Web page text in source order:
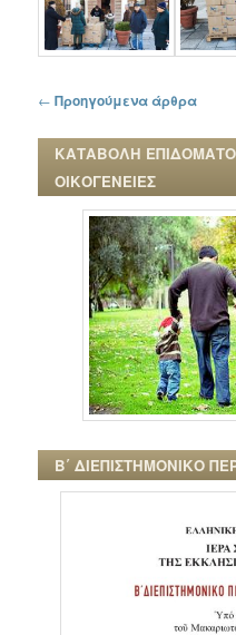
Πλοήγηση στα άρθρα
← Προηγούμενα άρθρα
ΚΑΤΑΒΟΛΗ
ΟΙΚΟΓΕΝΕΙΕΣ
Β΄ ΔΙΕΠΙΣΤΗΜΟΝΙΚΟ